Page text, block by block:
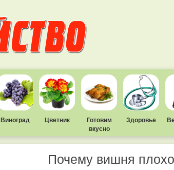
Виноград Цветник
Готовим
вкусно
Здоровье
Почему вишня